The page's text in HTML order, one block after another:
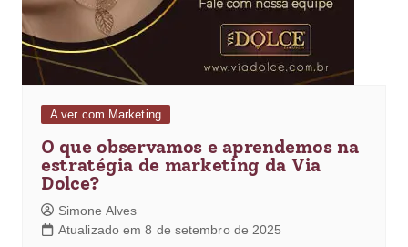
A ver com Marketing
O que observamos e aprendemos na
estratégia de marketing da Via
Dolce?
Simone Alves
Atualizado em 8 de setembro de 2025